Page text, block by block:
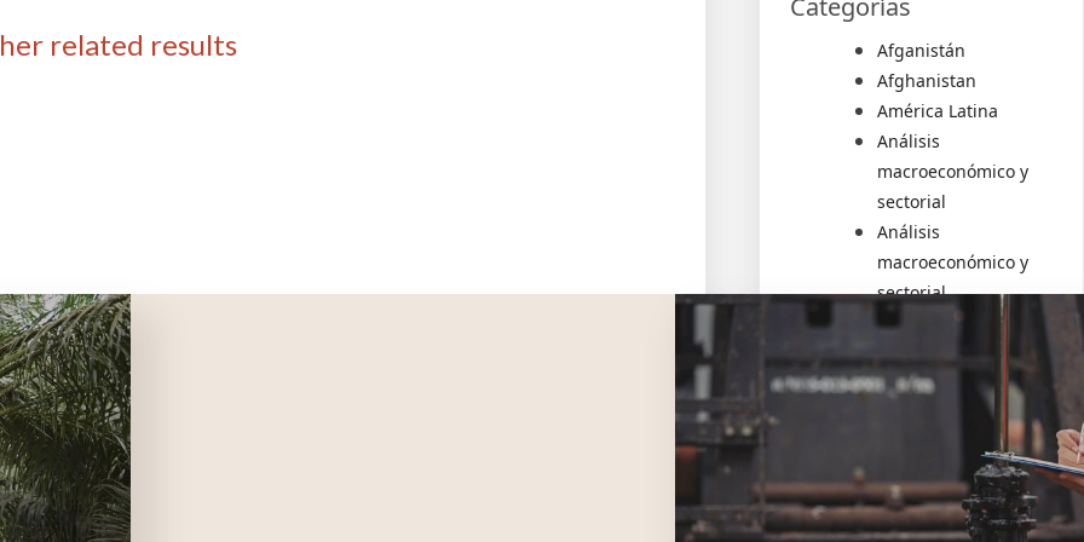
related results
Categorías
Afganistán
Afghanistan
América Latina
Análisis
macroeconómico y
sectorial
Análisis
macroeconómico y
sectorial
Artículos de prensa
Bangladesh
Climate Finance
COUNTRIES
Cuba